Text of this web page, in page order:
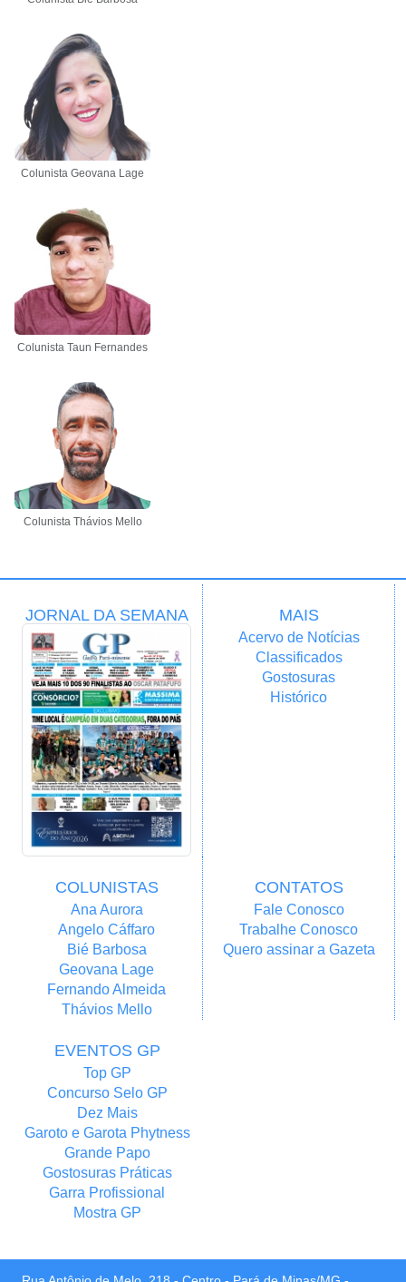
Colunista Geovana Lage
Colunista Taun Fernandes
Colunista Thávios Mello
JORNAL DA SEMANA MAIS
Acervo de Notícias
Classificados
Gostosuras
Histórico
COLUNISTAS
Ana Aurora
Angelo Cáffaro
Bié Barbosa
Geovana Lage
Fernando Almeida
Thávios Mello
CONTATOS
Fale Conosco
Trabalhe Conosco
Quero assinar a Gazeta
EVENTOS GP
Top GP
Concurso Selo GP
Dez Mais
Garoto e Garota Phytness
Grande Papo
Gostosuras Práticas
Garra Profissional
Mostra GP